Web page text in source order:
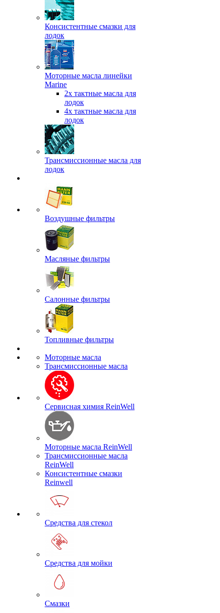
Консистентные смазки для
лодок
Моторные масла линейки
Marine
2х тактные масла для
лодок
4х тактные масла для
лодок
Трансмиссионные масла для
лодок
Воздушные фильтры
Масляные фильтры
Салонные фильтры
Топливные фильтры
Моторные масла
Трансмиссионные масла
Сервисная химия ReinWell
Моторные масла ReinWell
Трансмиссионные масла
ReinWell
Консистентные смазки
Reinwell
Средства для стекол
Средства для мойки
Смазки